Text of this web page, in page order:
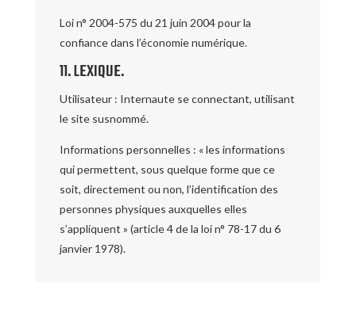
Loi n° 2004-575 du 21 juin 2004 pour la
confiance dans l’économie numérique.
11. LEXIQUE.
Utilisateur : Internaute se connectant, utilisant
le site susnommé.
Informations personnelles : « les informations
qui permettent, sous quelque forme que ce
soit, directement ou non, l’identification des
personnes physiques auxquelles elles
s’appliquent » (article 4 de la loi n° 78-17 du 6
janvier 1978).